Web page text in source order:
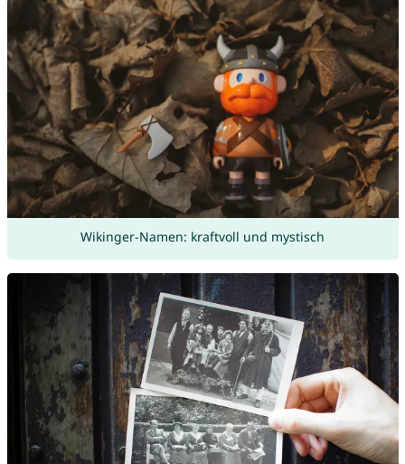
Wikinger-Namen: kraftvoll und mystisch